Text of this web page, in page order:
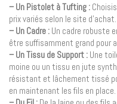
– Un Pistolet à Tufting :
prix variés selon le site d’achat.
– Un Cadre : Un cadre robuste
être suffisamment grand pour
– Un Tissu de Support : Une
moine ou un tissu en jute
résistant et lâchement tissé
en maintenant les fils en place.